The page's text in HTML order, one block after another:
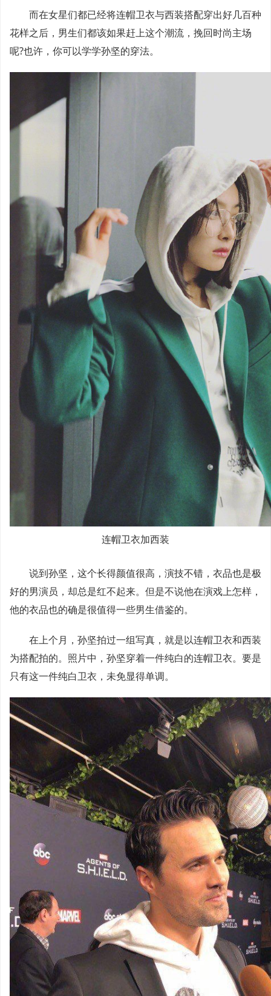
而在女星们都已经将连帽卫衣与西装搭配穿出好几百种
花样之后，男生们都该如果赶上这个潮流，挽回时尚主场
呢?也许，你可以学学孙坚的穿法。
连帽卫衣加西装
说到孙坚，这个长得颜值很高，演技不错，衣品也是极
好的男演员，却总是红不起来。但是不说他在演戏上怎样，
他的衣品也的确是很值得一些男生借鉴的。
在上个月，孙坚拍过一组写真，就是以连帽卫衣和西装
为搭配拍的。照片中，孙坚穿着一件纯白的连帽卫衣。要是
只有这一件纯白卫衣，未免显得单调。